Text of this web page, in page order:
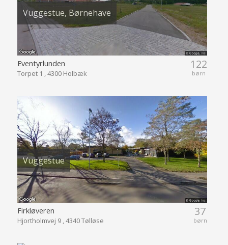
Vuggestue, Børnehave
122
børn
Eventyrlunden
Torpet 1 , 4300 Holbæk
Vuggestue
37
børn
Firkløveren
Hjortholmvej 9 , 4340 Tølløse